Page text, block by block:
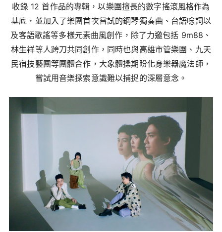
收錄 12 首作品的專輯，以樂團擅長的數字搖滾風格作為
基底，並加入了樂團首次嘗試的鋼琴獨奏曲、台語唸詞以
及客語歌謠等多樣元素曲風創作，除了力邀包括 9m88、
林生祥等人跨刀共同創作，同時也與高雄市管樂團、九天
民宿技藝團等團體合作，大象體操期盼化身樂器魔法師，
嘗試用音樂探索意識難以捕捉的深層意念。